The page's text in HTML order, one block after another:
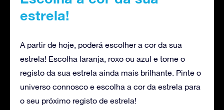
estrela!
A partir de hoje, poderá escolher a cor da sua
estrela! Escolha laranja, roxo ou azul e torne o
registo da sua estrela ainda mais brilhante. Pinte o
universo connosco e escolha a cor da estrela para
o seu próximo registo de estrela!